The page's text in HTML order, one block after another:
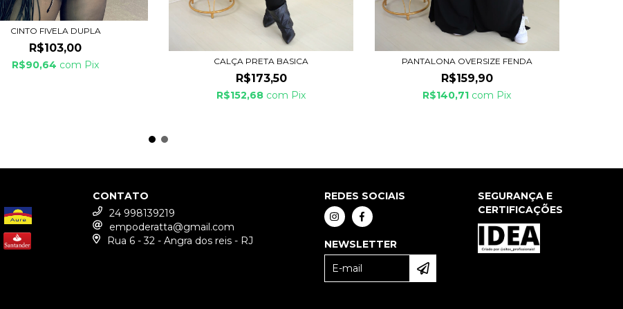
CINTO FIVELA DUPLA
R$103,00
R$90,64 com Pix CALÇA PRETA BASICA
R$173,50
R$152,68 com Pix
PANTALONA OVERSIZE FENDA
R$159,90
R$140,71 com Pix
CONTATO
24 998139219
empoderatta@gmail.com
Rua 6 - 32 - Angra dos reis - RJ
REDES SOCIAIS
NEWSLETTER
SEGURANÇA E
CERTIFICAÇÕES